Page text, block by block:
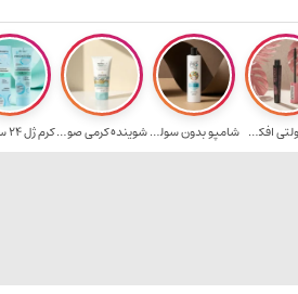
ریمل مولتی افکت... شامپو بدون سولف... شوینده کرمی صور...کرم ژل ۲۴ ساعته...